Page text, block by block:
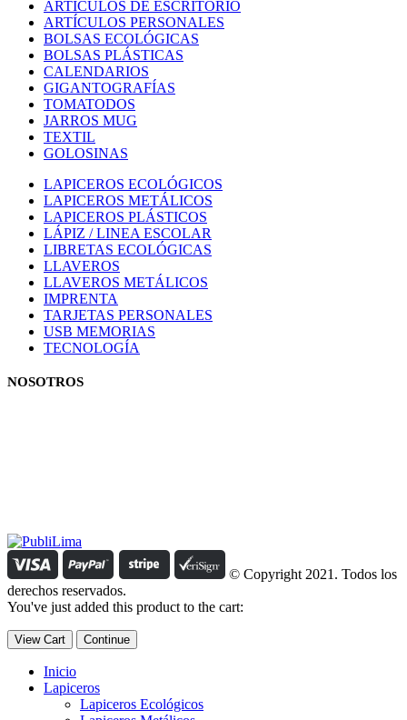
ARTÍCULOS DE ESCRITORIO
ARTÍCULOS PERSONALES
BOLSAS ECOLÓGICAS
BOLSAS PLÁSTICAS
CALENDARIOS
GIGANTOGRAFÍAS
TOMATODOS
JARROS MUG
TEXTIL
GOLOSINAS
LAPICEROS ECOLÓGICOS
LAPICEROS METÁLICOS
LAPICEROS PLÁSTICOS
LÁPIZ / LINEA ESCOLAR
LIBRETAS ECOLÓGICAS
LLAVEROS
LLAVEROS METÁLICOS
IMPRENTA
TARJETAS PERSONALES
USB MEMORIAS
TECNOLOGÍA
NOSOTROS
© Copyright 2021. Todos los
derechos reservados.
You've just added this product to the cart:
View Cart Continue
Inicio
Lapiceros
Lapiceros Ecológicos